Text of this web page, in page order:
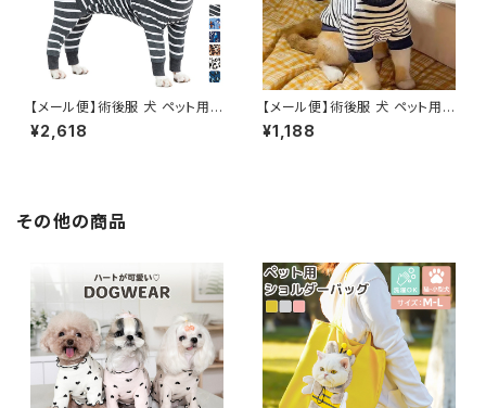
【メール便】術後服 犬 ペット用
品 ロンパース ペットウェア ドッ
グウェア いぬ 中型犬 大型犬 服
¥2,618
【メール便】術後服 犬 ペット用
品 ロンパース ペットウェア ドッ
グウェア いぬ 小型犬 中型犬 服
¥1,188
その他の商品